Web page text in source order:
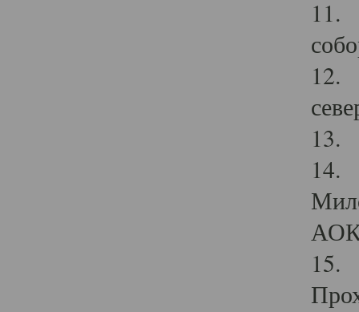
11.
12.
13.
14.
15.